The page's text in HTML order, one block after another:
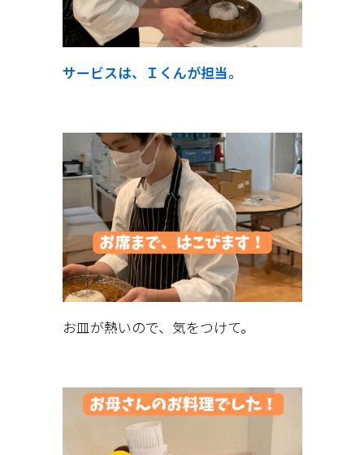
サービスは、Ｉくんが担当。
お皿が熱いので、気をつけて。